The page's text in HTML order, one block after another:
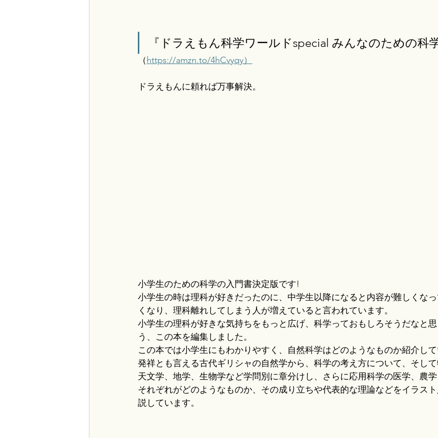
『ドラえもん科学ワールドspecial みんなのための科
（ https://amzn.to/4hCvyqy）
ドラえもんに頼れば万事解決。
小学生のための科学の入門書決定版です!
小学生の時は理科が好きだったのに、中学生以降になると内容が難しくな
くなり、理科離れしてしまう人が増えていると言われています。
小学生の理科が好きな気持ちをもっと広げ、科学っておもしろそうだなと
う、この本を編集しました。
この本では小学生にもわかりやすく、自然科学はどのようなものか紹介し
発祥とも言える古代ギリシャの自然学から、科学の考え方について、そし
天文学、地学、生物学など学問別に章分けし、さらに応用科学の医学、農
それぞれがどのようなものか、その成り立ちや代表的な理論などをイラス
説しています。